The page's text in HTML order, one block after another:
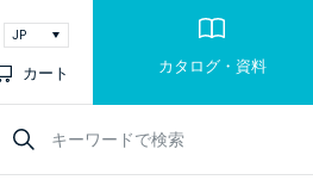
カート カタログ・資料